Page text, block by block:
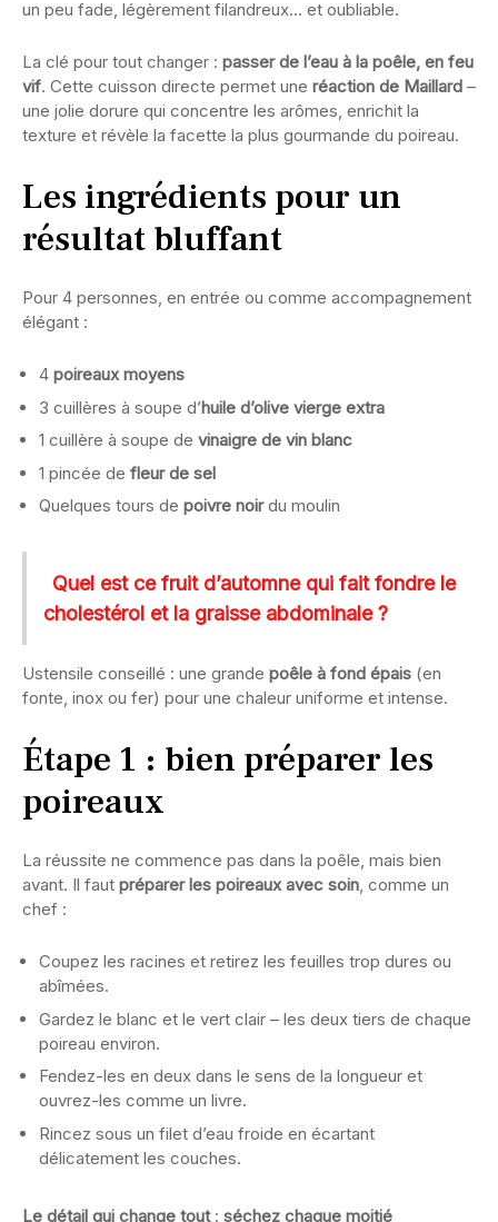
un peu fade, légèrement filandreux… et oubliable.
La clé pour tout changer : passer de l’eau à la poêle, en feu
vif. Cette cuisson directe permet une réaction de Maillard –
une jolie dorure qui concentre les arômes, enrichit la
texture et révèle la facette la plus gourmande du poireau.
Les ingrédients pour un
résultat bluffant
Pour 4 personnes, en entrée ou comme accompagnement
élégant :
4 poireaux moyens
3 cuillères à soupe d’huile d’olive vierge extra
1 cuillère à soupe de vinaigre de vin blanc
1 pincée de fleur de sel
Quelques tours de poivre noirdu moulin
Quel est ce fruit d’automne qui fait fondre le
cholestérol et la graisse abdominale ?
Ustensile conseillé : une grande poêle à fond épais (en
fonte, inox ou fer) pour une chaleur uniforme et intense.
Étape 1 : bien préparer les
poireaux
La réussite ne commence pas dans la poêle, mais bien
avant. Il faut préparer les poireaux avec soin, comme un
chef :
Coupez les racines et retirez les feuilles trop dures ou
abîmées.
Gardez le blanc et le vert clair – les deux tiers de chaque
poireau environ.
Fendez-les en deux dans le sens de la longueur et
ouvrez-les comme un livre.
Rincez sous un filet d’eau froide en écartant
délicatement les couches.
Le détail qui change tout: séchez chaque moitié